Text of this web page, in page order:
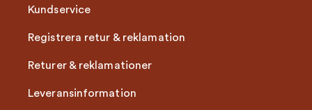
Kundservice
Registrera retur & reklamation
Returer & reklamationer
Leveransinformation